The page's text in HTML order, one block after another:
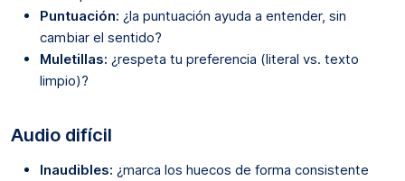
Puntuación: ¿la puntuación ayuda a entender, sin
cambiar el sentido?
Muletillas: ¿respeta tu preferencia (literal vs. texto
limpio)?
Audio difícil
Inaudibles: ¿marca los huecos de forma consistente